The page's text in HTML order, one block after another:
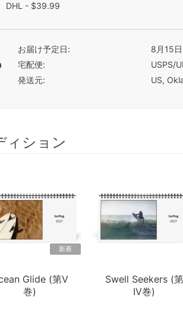
DHL - $39.99
お届け予定日:
8月15
宅配便:
USPS/
発送元:
US,
ィション
新着
Glide (第V
巻)
Swell Seekers (第
IV巻)